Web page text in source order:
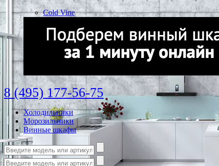
Cold Vine
8 (495) 177-56-75
Холодильники
Морозильники
Винные шкафы